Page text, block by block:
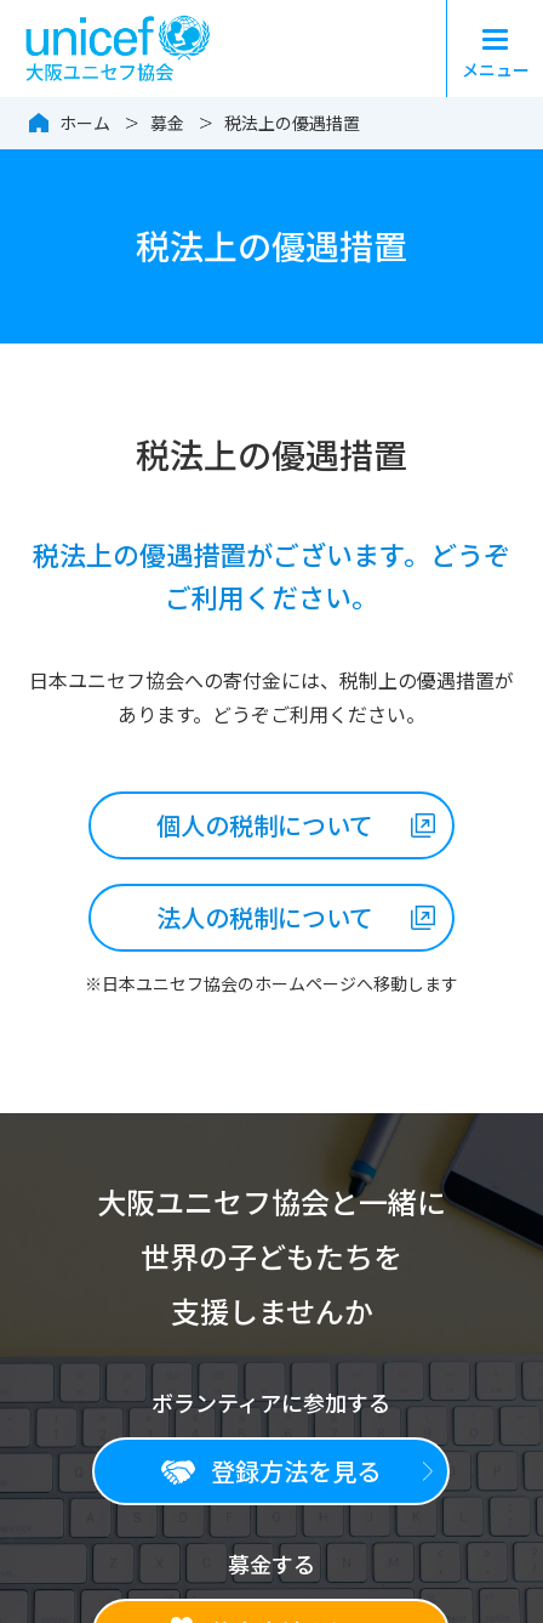
大阪ユニセフ協会（日
メニュー
ホーム 募金 税法上の優遇措置
税法上の優遇措置
税法上の優遇措置
税法上の優遇措置がございます。どうぞ
ご利用ください。
日本ユニセフ協会への寄付金には、税制上の優遇措置が
あります。どうぞご利用ください。
個人の税制について
法人の税制について
※日本ユニセフ協会のホームページへ移動します
大阪ユニセフ協会と一緒に
世界の子どもたちを
支援しませんか
ボランティアに参加する
登録方法を見る
募金する